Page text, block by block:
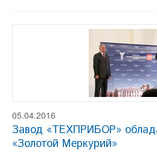
05.04.2016
Завод «ТЕХПРИБОР»
«Золотой Меркурий»